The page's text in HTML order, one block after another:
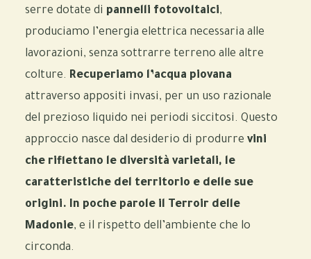
serre dotate di pannelli fotovoltaici,
produciamo l’energia elettrica necessaria alle
lavorazioni, senza sottrarre terreno alle altre
colture. Recuperiamo l’acqua piovana
attraverso appositi invasi, per un uso razionale
del prezioso liquido nei periodi siccitosi. Questo
approccio nasce dal desiderio di produrre vini
che riflettano le diversità varietali, le
caratteristiche del territorio e delle sue
origini. In poche parole il Terroir delle
Madonie, e il rispetto dell’ambiente che lo
circonda.